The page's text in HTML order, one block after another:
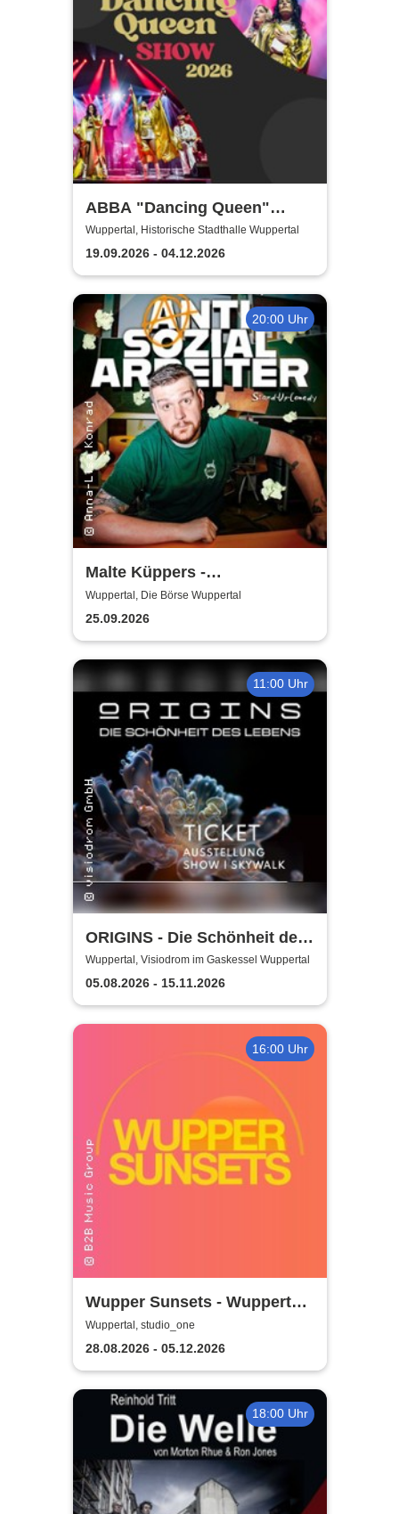
ABBA "Dancing Queen"
Show 2026
Wuppertal, Historische Stadthalle Wuppertal
19.09.2026 - 04.12.2026
20:00 Uhr
Malte Küppers -
Antisozialarbeiter
Wuppertal, Die Börse Wuppertal
25.09.2026
11:00 Uhr
ORIGINS - Die Schönheit des
Lebens
Wuppertal, Visiodrom im Gaskessel Wuppertal
05.08.2026 - 15.11.2026
16:00 Uhr
Wupper Sunsets - Wuppertals
No. 1 Rooftop Event
Wuppertal, studio_one
28.08.2026 - 05.12.2026
18:00 Uhr